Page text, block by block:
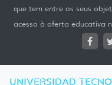
que tem entre os seus
acesso à oferta educativa
UNIVERSIDAD